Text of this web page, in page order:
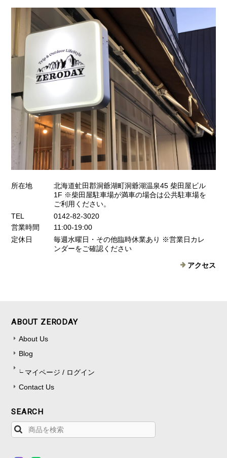
所在地
北海道虻田郡洞爺湖町洞爺湖温泉45 柴田屋ビル
1F ※柴田屋駐車場が満車の場合は公共駐車場を
ご利用ください。
TEL
0142-82-3020
営業時間
11:00-19:00
定休日
毎週水曜日・その他臨時休業あり ※営業日カレ
ンダーをご確認ください
アクセス
ABOUT ZERODAY
About Us
Blog
マイページ / ログイン
Contact Us
SEARCH